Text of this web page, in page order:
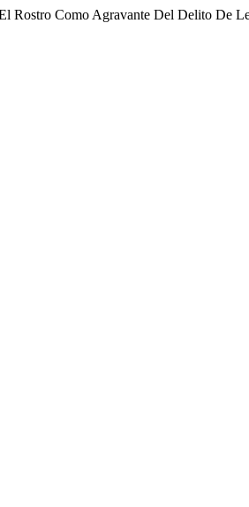
Rostro Como Agravante Del Delito De